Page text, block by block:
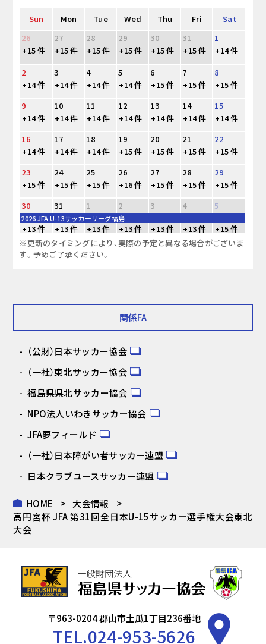
Sun Mon Tue Wed Thu Fri
Sat
26
27 28 29 30 31
1
+15 件
+15 件 +15 件 +15 件 +15 件 +15 件
+14 件
2
3 4 5 6 7
8
+14 件
+14 件 +14 件 +14 件 +15 件 +15 件
+15 件
9
10 11 12 13 14
15
+14 件
+14 件 +14 件 +14 件 +14 件 +14 件
+14 件
16
17 18 19 20 21
22
+14 件
+14 件 +14 件 +15 件 +15 件 +15 件
+15 件
23
24 25 26 27 28
29
+15 件
+15 件 +15 件 +16 件 +15 件 +15 件
+15 件
30
31 1 2 3 4 5
2026 JFA U-13サッカーリーグ福島
+13 件 +13 件 +13 件 +13 件 +13 件 +13 件
+15 件
※更新のタイミングにより、実際の予定と異なる場合がございま
す。予めご了承ください。
関係FA
（公財）日本サッカー協会
（一社）東北サッカー協会
福島県県北サッカー協会
NPO法人いわきサッカー協会
JFA夢フィールド
（一社）日本障がい者サッカー連盟
日本クラブユースサッカー連盟
HOME
大会情報
高円宮杯 JFA 第31回全日本U-15サッカー選手権大会東北
大会
〒963-0204 郡山市土瓜1丁目236番地
TEL.024-953-5626